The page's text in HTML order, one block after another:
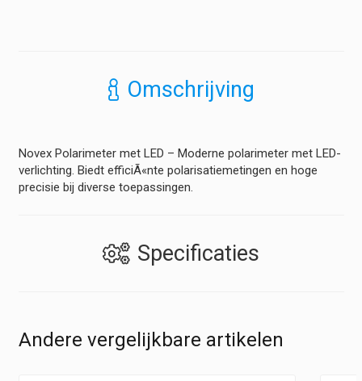
Omschrijving
Novex Polarimeter met LED – Moderne polarimeter met LED-
verlichting. Biedt efficiÃ«nte polarisatiemetingen en hoge
precisie bij diverse toepassingen.
Specificaties
Andere vergelijkbare artikelen